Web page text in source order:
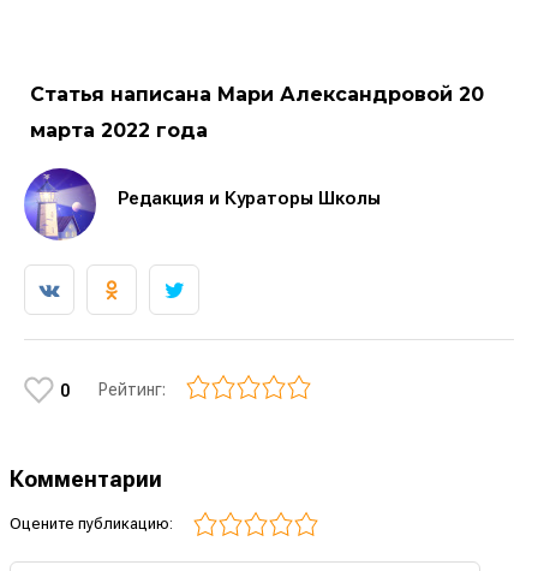
Статья написана Мари Александровой 20
марта 2022 года
Редакция и Кураторы Школы
0 Рейтинг:
Комментарии
Оцените публикацию: